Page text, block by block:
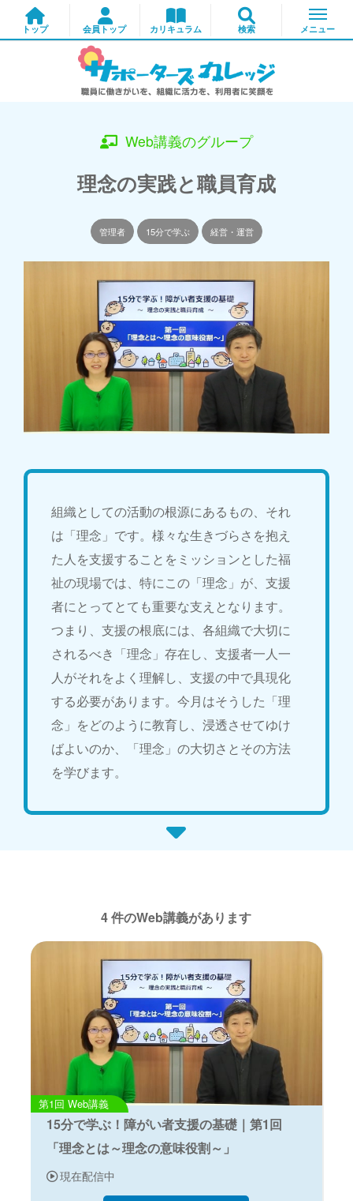
Web講義のグループ
理念の実践と職員育成
管理者 15分で学ぶ 経営・運営
組織としての活動の根源にあるもの、それ
は「理念」です。様々な生きづらさを抱え
た人を支援することをミッションとした福
祉の現場では、特にこの「理念」が、支援
者にとってとても重要な支えとなります。
つまり、支援の根底には、各組織で大切に
されるべき「理念」存在し、支援者一人一
人がそれをよく理解し、支援の中で具現化
する必要があります。今月はそうした「理
念」をどのように教育し、浸透させてゆけ
ばよいのか、「理念」の大切さとその方法
を学びます。
4 件のWeb講義があります
Web講義
15分で学ぶ！障がい者支援の基礎｜第1回
「理念とは～理念の意味役割～」
現在配信中